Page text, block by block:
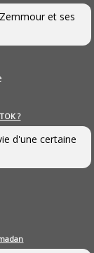
et ses
?
d'une certaine